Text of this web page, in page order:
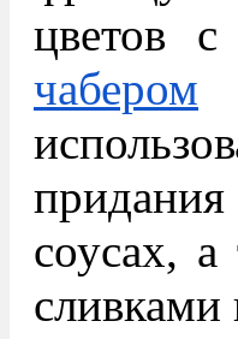
цветов с
чабером
соусах,